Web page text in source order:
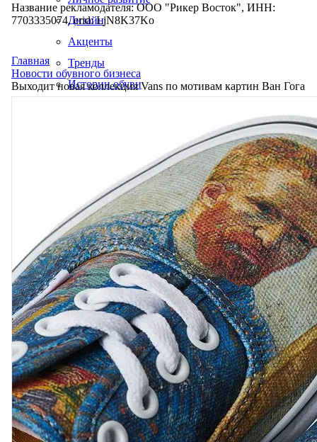
Дизайн
Акценты
Тренды
Истории обуви
Название рекламодателя: ООО "Рикер Восток", ИНН:
7703335074, erid: LjN8K37Ko
Главная
Новости обувного бизнеса
Выходит новая коллекция Vans по мотивам картин Ван Гога